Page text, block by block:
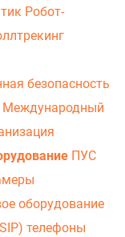
Робот-
безопасность
Международный
ПУС
оборудование
телефоны